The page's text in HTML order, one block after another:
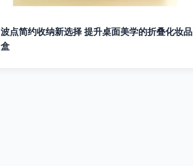
波点简约收纳新选择 提升桌面美学的折叠化妆品
盒